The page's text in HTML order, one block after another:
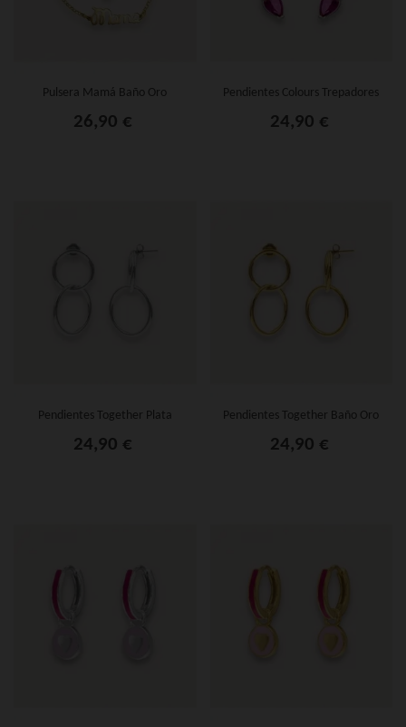
Pulsera Mamá Baño Oro
26,90 €
Pendientes Colours Trepadores
24,90 €
Pendientes Together Plata
24,90 €
Pendientes Together Baño Oro
24,90 €